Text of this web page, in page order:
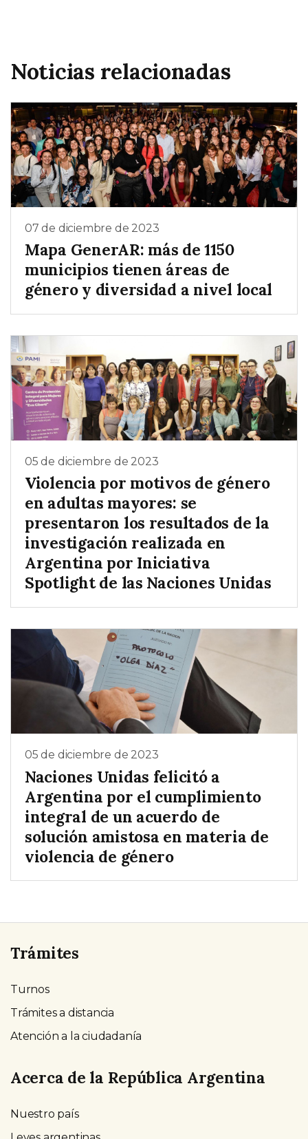
Noticias relacionadas
07 de diciembre de 2023
Mapa GenerAR: más de 1150
municipios tienen áreas de
género y diversidad a nivel local
05 de diciembre de 2023
Violencia por motivos de género
en adultas mayores: se
presentaron los resultados de la
investigación realizada en
Argentina por Iniciativa
Spotlight de las Naciones Unidas
05 de diciembre de 2023
Naciones Unidas felicitó a
Argentina por el cumplimiento
integral de un acuerdo de
solución amistosa en materia de
violencia de género
Trámites
Turnos
Trámites a distancia
Atención a la ciudadanía
Acerca de la República Argentina
Nuestro país